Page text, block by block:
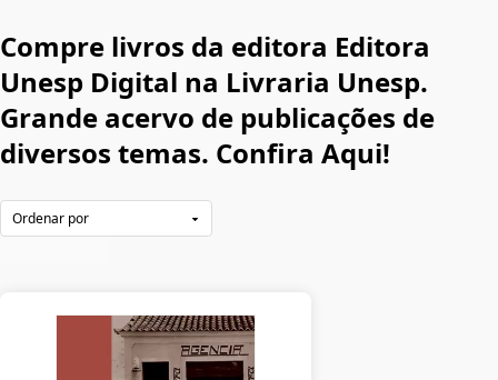
Compre livros da editora Editora
Unesp Digital na Livraria Unesp.
Grande acervo de publicações de
diversos temas. Confira Aqui!